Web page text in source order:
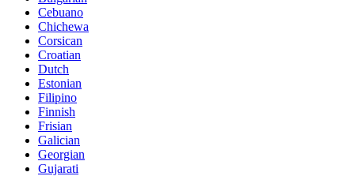
Cebuano
Chichewa
Corsican
Croatian
Dutch
Estonian
Filipino
Finnish
Frisian
Galician
Georgian
Gujarati